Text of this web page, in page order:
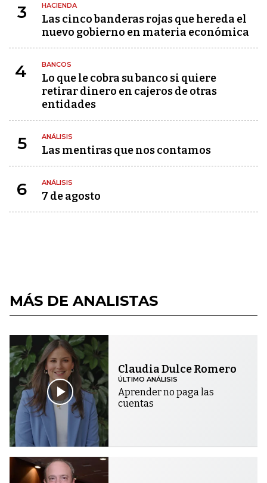
3 HACIENDA
Las cinco banderas rojas que hereda el
nuevo gobierno en materia económica
4 BANCOS
Lo que le cobra su banco si quiere
retirar dinero en cajeros de otras
entidades
5 ANÁLISIS
Las mentiras que nos contamos
6 ANÁLISIS
7 de agosto
MÁS DE ANALISTAS
Claudia Dulce Romero
ÚLTIMO ANÁLISIS
Aprender no paga las
cuentas